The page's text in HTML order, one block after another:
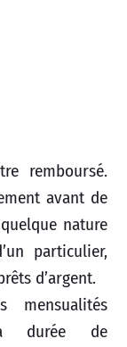
remboursé.
avant de
nature
particulier,
d’argent.
durée de